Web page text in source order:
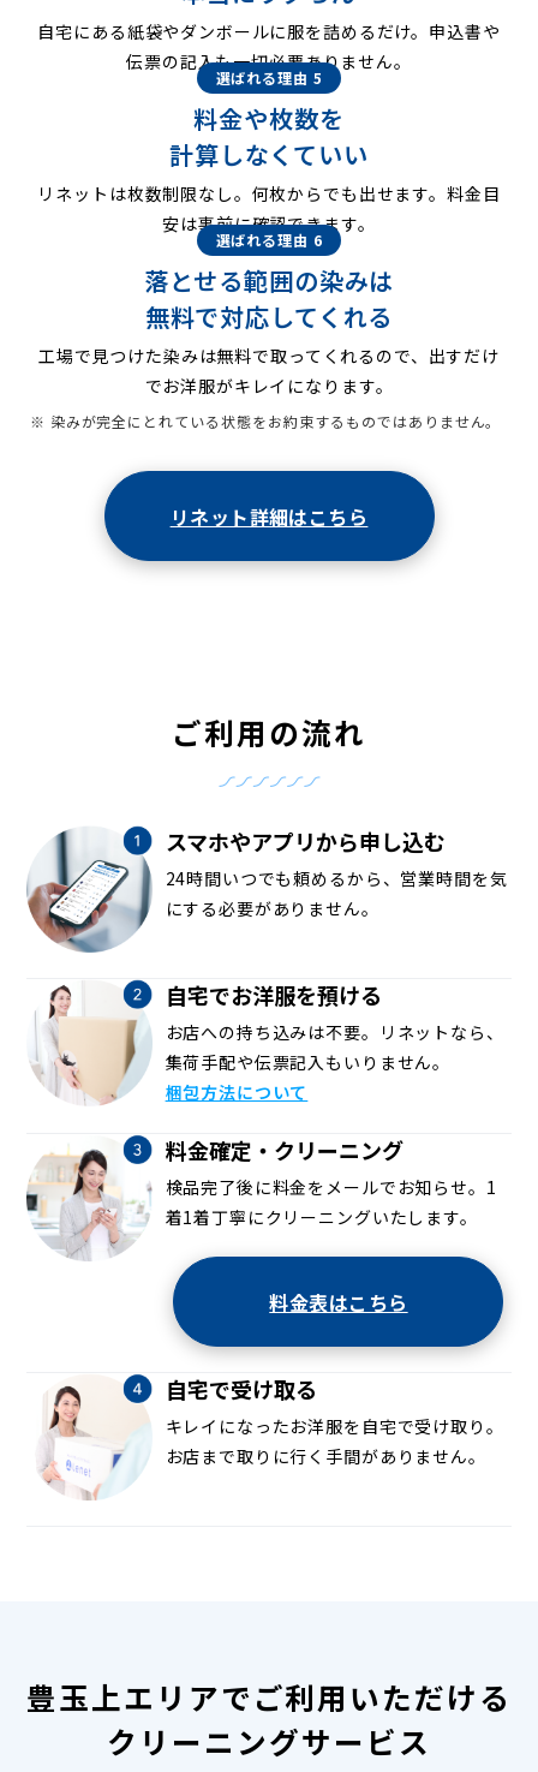
自宅にある紙袋やダンボールに服を詰めるだけ。申込書や
伝票の記入も一切必要ありません。
選ばれる理由 5
料金や枚数を
計算しなくていい
リネットは枚数制限なし。何枚からでも出せます。料金目
安は事前に確認できます。
選ばれる理由 6
落とせる範囲の染みは
無料で対応してくれる
工場で見つけた染みは無料で取ってくれるので、出すだけ
でお洋服がキレイになります。
※ 染みが完全にとれている状態をお約束するものではありません。
リネット詳細はこちら
ご利用の流れ
スマホやアプリから申し込む
24時間いつでも頼めるから、営業時間を気
にする必要がありません。
自宅でお洋服を預ける
お店への持ち込みは不要。リネットなら、
集荷手配や伝票記入もいりません。
梱包方法について
料金確定・クリーニング
検品完了後に料金をメールでお知らせ。1
着1着丁寧にクリーニングいたします。
料金表はこちら
自宅で受け取る
キレイになったお洋服を自宅で受け取り。
お店まで取りに行く手間がありません。
豊玉上エリアでご利用いただける
クリーニングサービス